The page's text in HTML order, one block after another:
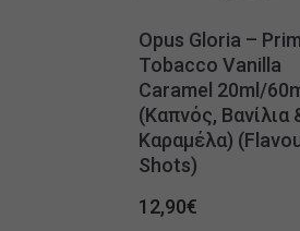
Opus Gloria –
Tobacco Vanilla
Caramel 20ml/
(Καπνός, Βανίλια
Καραμέλα)
Shots)
12,90€